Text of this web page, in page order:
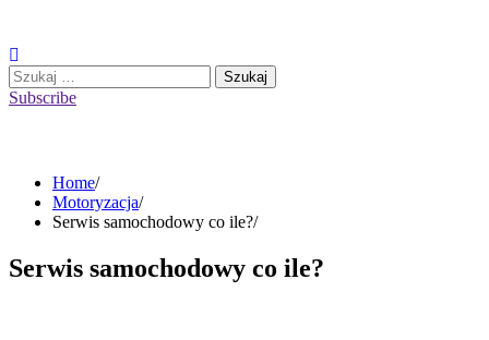
content
Szukaj:
Subscribe
Home
Motoryzacja
Serwis samochodowy co ile?
Serwis samochodowy co ile?